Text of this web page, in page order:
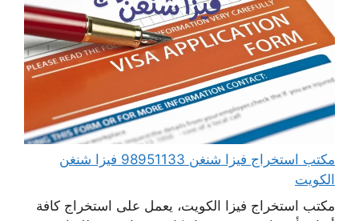
مكتب استخراج فيزا شنغن 98951133 فيزا شنغن
الكويت
مكتب استخراج فيزا الكويت، يعمل على استخراج كافة